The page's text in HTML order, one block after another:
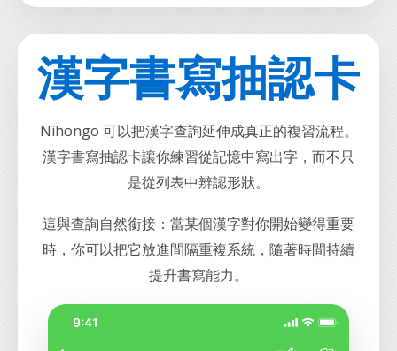
漢字書寫抽認卡
Nihongo 可以把漢字查詢延伸成真正的複習流程。
漢字書寫抽認卡讓你練習從記憶中寫出字，而不只
是從列表中辨認形狀。
這與查詢自然銜接：當某個漢字對你開始變得重要
時，你可以把它放進間隔重複系統，隨著時間持續
提升書寫能力。